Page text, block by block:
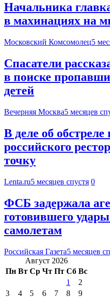
Начальника
в махинациях на
Московский Комсомолец5
Спасатели
в поиске
детей
Вечерняя Москва5 месяцев
В деле об обстреле
российского
точку
Lenta.ru5 месяцев спустя 0
ФСБ задержала
готовившего
самолетам
Российская Газета5 месяцев
Август 2026
Пн Вт Ср Чт Пт Сб Вс
1
2
3
4 5 6 7 8
9